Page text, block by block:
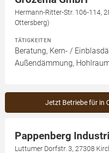
Hermann-Ritter-Str. 106-114,
Ottersberg)
TÄTIGKEITEN
Beratung, Kern- /
Außendämmung,
Jetzt Betriebe für in
Pappenberg
Luttumer Dorfstr. 3, 27308